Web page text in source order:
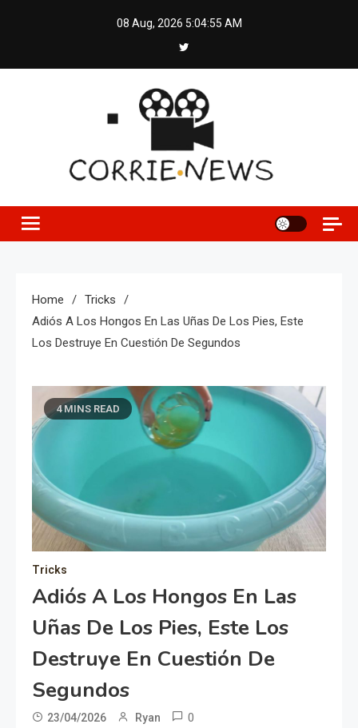
08 Aug, 2026 5:04:56 AM
Home
Tricks
Adiós A Los Hongos En Las Uñas De Los Pies, Este
Los Destruye En Cuestión De Segundos
4 MINS READ
Tricks
Adiós A Los Hongos En Las
Uñas De Los Pies, Este Los
Destruye En Cuestión De
Segundos
23/04/2026 Ryan 0